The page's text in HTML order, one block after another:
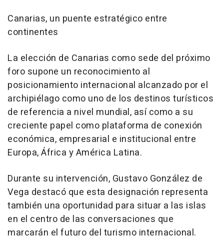
Canarias, un puente estratégico entre
continentes
La elección de Canarias como sede del próximo
foro supone un reconocimiento al
posicionamiento internacional alcanzado por el
archipiélago como uno de los destinos turísticos
de referencia a nivel mundial, así como a su
creciente papel como plataforma de conexión
económica, empresarial e institucional entre
Europa, África y América Latina.
Durante su intervención, Gustavo González de
Vega destacó que esta designación representa
también una oportunidad para situar a las islas
en el centro de las conversaciones que
marcarán el futuro del turismo internacional.